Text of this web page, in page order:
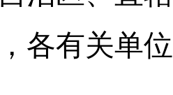
各有关单